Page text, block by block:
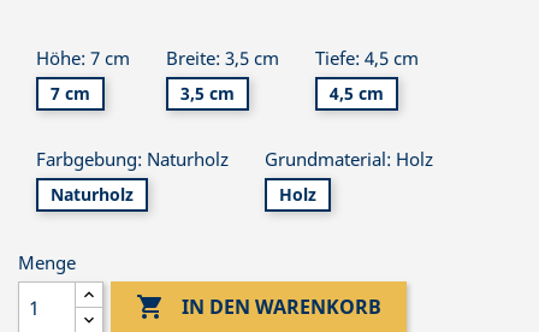
Höhe: 7 cm
7 cm
Breite: 3,5 cm
3,5 cm
Tiefe: 4,5 cm
4,5 cm
Farbgebung: Naturholz
Naturholz
Grundmaterial: Holz
Holz
Menge
 IN DEN WARENKORB